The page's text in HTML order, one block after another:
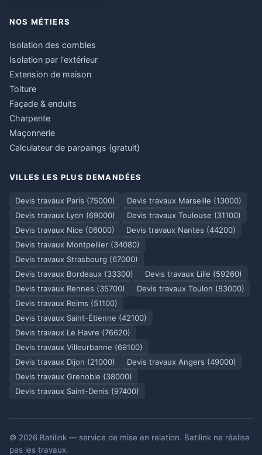
NOS MÉTIERS
Isolation des combles
Isolation par l'extérieur
Extension de maison
Toiture
Façade & enduits
Charpente
Maçonnerie
Calculateur de parpaings (gratuit)
VILLES LES PLUS DEMANDÉES
Devis travaux Paris (75000)
Devis travaux Marseille (13000)
Devis travaux Lyon (69000)
Devis travaux Toulouse (31100)
Devis travaux Nice (06000)
Devis travaux Nantes (44200)
Devis travaux Montpellier (34080)
Devis travaux Strasbourg (67000)
Devis travaux Bordeaux (33300)
Devis travaux Lille (59260)
Devis travaux Rennes (35700)
Devis travaux Toulon (83000)
Devis travaux Reims (51100)
Devis travaux Saint-Étienne (42100)
Devis travaux Le Havre (76620)
Devis travaux Villeurbanne (69100)
Devis travaux Dijon (21000)
Devis travaux Angers (49000)
Devis travaux Grenoble (38000)
Devis travaux Saint-Denis (97400)
© 2026 Batilink — service de mise en relation. Batilink ne réalise
pas les travaux.